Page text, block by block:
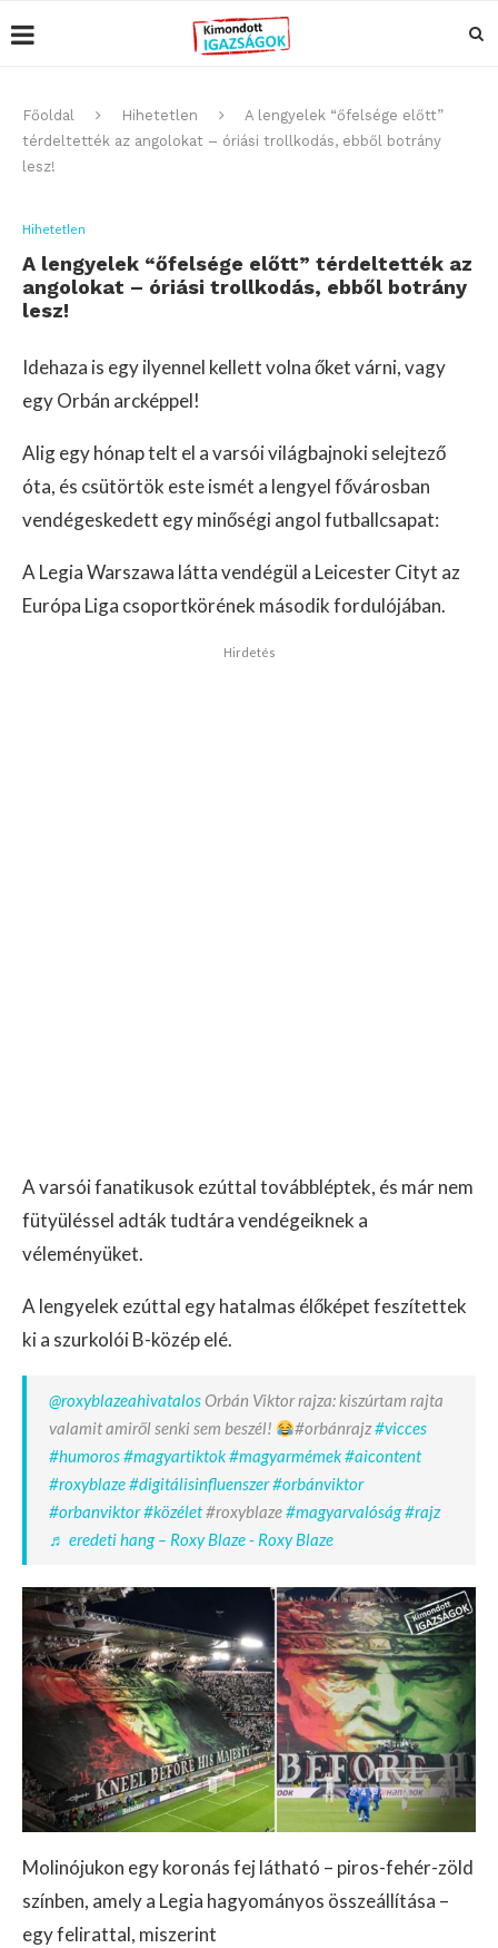
Főoldal Hihetetlen
A lengyelek “őfelsége előtt”
térdeltették az angolokat – óriási trollkodás, ebből botrány
lesz!
Hihetetlen
A lengyelek “őfelsége előtt” térdeltették az
angolokat – óriási trollkodás, ebből botrány
lesz!
Idehaza is egy ilyennel kellett volna őket várni, vagy
egy Orbán arcképpel!
Alig egy hónap telt el a varsói világbajnoki selejtező
óta, és csütörtök este ismét a lengyel fővárosban
vendégeskedett egy minőségi angol futballcsapat:
A Legia Warszawa látta vendégül a Leicester Cityt az
Európa Liga csoportkörének második fordulójában.
Hirdetés
A varsói fanatikusok ezúttal továbbléptek, és már nem
fütyüléssel adták tudtára vendégeiknek a
véleményüket.
A lengyelek ezúttal egy hatalmas élőképet feszítettek
ki a szurkolói B-közép elé.
@roxyblazeahivatalosOrbán Viktor rajza: kiszúrtam rajta
valamit amiről senki sem beszél!
#orbánrajz#vicces
#humoros#magyartiktok#magyarmémek#aicontent
#roxyblaze#digitálisinfluenszer#orbánviktor
#orbanviktor#közélet#roxyblaze#magyarvalóság#rajz
♬ eredeti hang – Roxy Blaze - Roxy Blaze
Molinójukon egy koronás fej látható – piros-fehér-zöld
színben, amely a Legia hagyományos összeállítása –
egy felirattal, miszerint